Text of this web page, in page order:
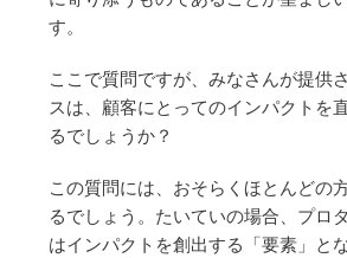
す。
ここで質問ですが、みなさんが提供
スは、顧客にとってのインパクトを
るでしょうか？
この質問には、おそらくほとんどの
るでしょう。たいていの場合、プロ
はインパクトを創出する「要素」と